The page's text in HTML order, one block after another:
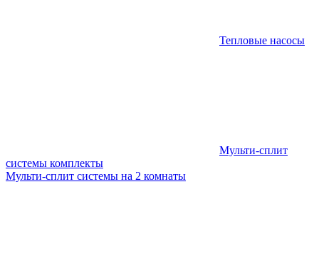
Тепловые насосы
Мульти-сплит
системы комплекты
Мульти-сплит системы на 2 комнаты